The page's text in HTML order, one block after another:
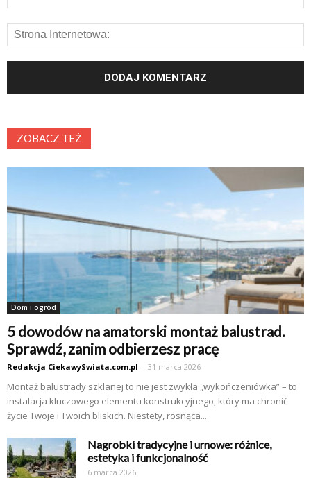
ZOBACZ TEŻ
Dom i ogród
5 dowodów na amatorski montaż balustrad.
Sprawdź, zanim odbierzesz pracę
Redakcja CiekawySwiata.com.pl - 31 marca 2026
Montaż balustrady szklanej to nie jest zwykła „wykończeniówka” – to
instalacja kluczowego elementu konstrukcyjnego, który ma chronić
życie Twoje i Twoich bliskich. Niestety, rosnąca...
Nagrobki tradycyjne i urnowe: różnice,
estetyka i funkcjonalność
6 marca 2026